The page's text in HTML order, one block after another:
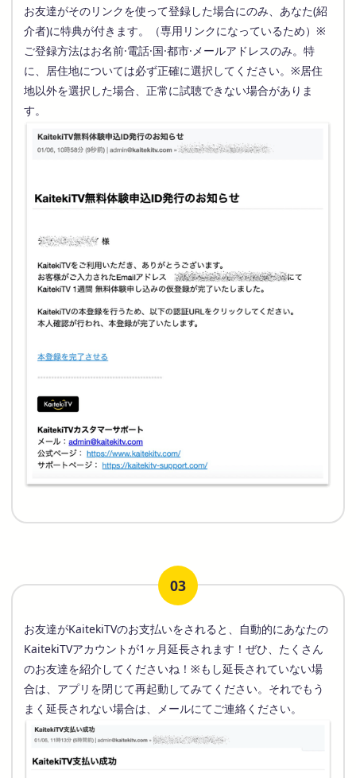
お友達がそのリンクを使って登録した場合にのみ、あなた(紹
介者)に特典が付きます。（専用リンクになっているため）※
ご登録方法はお名前·電話·国·都市·メールアドレスのみ。特
に、居住地については必ず正確に選択してください。※居住
地以外を選択した場合、正常に試聴できない場合がありま
す。
03
お友達がKaitekiTVのお支払いをされると、自動的にあなたの
KaitekiTVアカウントが1ヶ月延長されます！ぜひ、たくさん
のお友達を紹介してくださいね！※もし延長されていない場
合は、アプリを閉じて再起動してみてください。それでもう
まく延長されない場合は、メールにてご連絡ください。